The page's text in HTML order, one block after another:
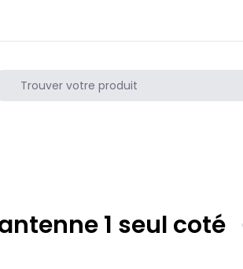
1 seul coté